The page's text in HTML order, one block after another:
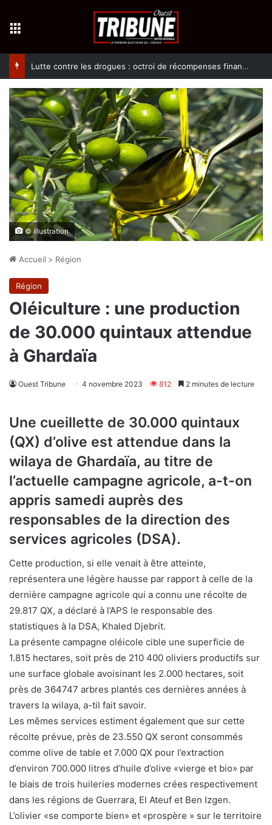
Lutte contre les drogues : octroi de récompenses financières aux dénonciateurs de trafiquants
© illustration
Accueil > Région
Région
Oléiculture : une production
de 30.000 quintaux attendue
à Ghardaïa
Ouest Tribune 4 novembre 2023 812 2 minutes de lecture
Une cueillette de 30.000 quintaux
(QX) d’olive est attendue dans la
wilaya de Ghardaïa, au titre de
l’actuelle campagne agricole, a-t-on
appris samedi auprès des
responsables de la direction des
services agricoles (DSA).
Cette production, si elle venait à être atteinte,
représentera une légère hausse par rapport à celle de la
dernière campagne agricole qui a connu une récolte de
29.817 QX, a déclaré à l’APS le responsable des
statistiques à la DSA, Khaled Djebrit.
La présente campagne oléicole cible une superficie de
1.815 hectares, soit près de 210 400 oliviers productifs sur
une surface globale avoisinant les 2.000 hectares, soit
près de 364747 arbres plantés ces dernières années à
travers la wilaya, a-til fait savoir.
Les mêmes services estiment également que sur cette
récolte prévue, près de 23.550 QX seront consommés
comme olive de table et 7.000 QX pour l’extraction
d’environ 700.000 litres d’huile d’olive «vierge et bio» par
le biais de trois huileries modernes crées respectivement
dans les régions de Guerrara, El Ateuf et Ben Izgen.
L’olivier «se comporte bien» et «prospère » sur le territoire